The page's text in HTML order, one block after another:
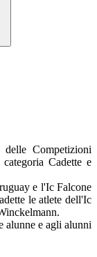
Competizioni
Cadette e
e l'Ic Falcone
le atlete dell'Ic
alunne e agli alunni